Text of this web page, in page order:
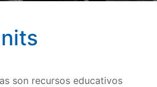
son recursos educativos